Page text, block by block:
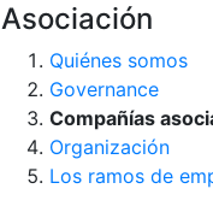
Asociación
Quiénes somos
Governance
Compañías
Organización
Los ramos de